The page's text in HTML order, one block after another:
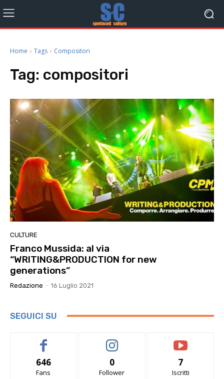
Home Tags Compositori
Tag: compositori
CULTURE
Franco Mussida: al via
“WRITING&PRODUCTION for new
generations”
Redazione - 16 Luglio 2021
SEGUICI SU
646
Fans
0
Follower
7
Iscritti